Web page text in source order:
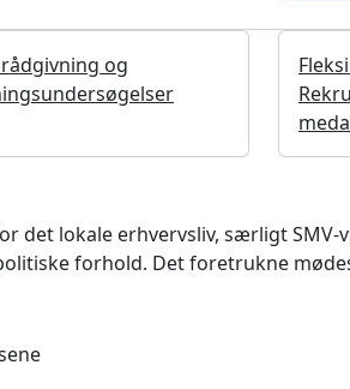
og
det lokale erhvervsliv, særligt
forhold. Det foretrukne